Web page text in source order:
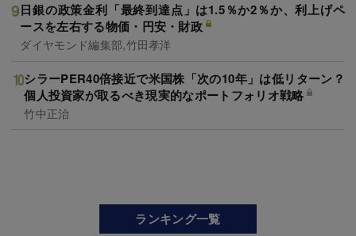
日銀の政策金利「最終到達点」は1.5％か2％か、利上げペ
ースを左右する物価・円安・財政
ダイヤモンド編集部,竹田孝洋
シラーPER40倍接近で米国株「次の10年」は低リターン？
個人投資家が取るべき現実的なポートフォリオ戦略
竹中正治
ランキング一覧